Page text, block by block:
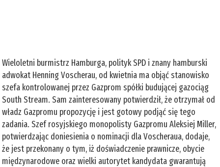
Wieloletni burmistrz Hamburga, polityk SPD i znany hamburski
adwokat Henning Voscherau, od kwietnia ma objąć stanowisko
szefa kontrolowanej przez Gazprom spółki budującej gazociąg
South Stream. Sam zainteresowany potwierdził, że otrzymał od
władz Gazpromu propozycję i jest gotowy podjąć się tego
zadania. Szef rosyjskiego monopolisty Gazpromu Aleksiej Miller,
potwierdzając doniesienia o nominacji dla Voscheraua, dodaje,
że jest przekonany o tym, iż doświadczenie prawnicze, obycie
międzynarodowe oraz wielki autorytet kandydata gwarantują